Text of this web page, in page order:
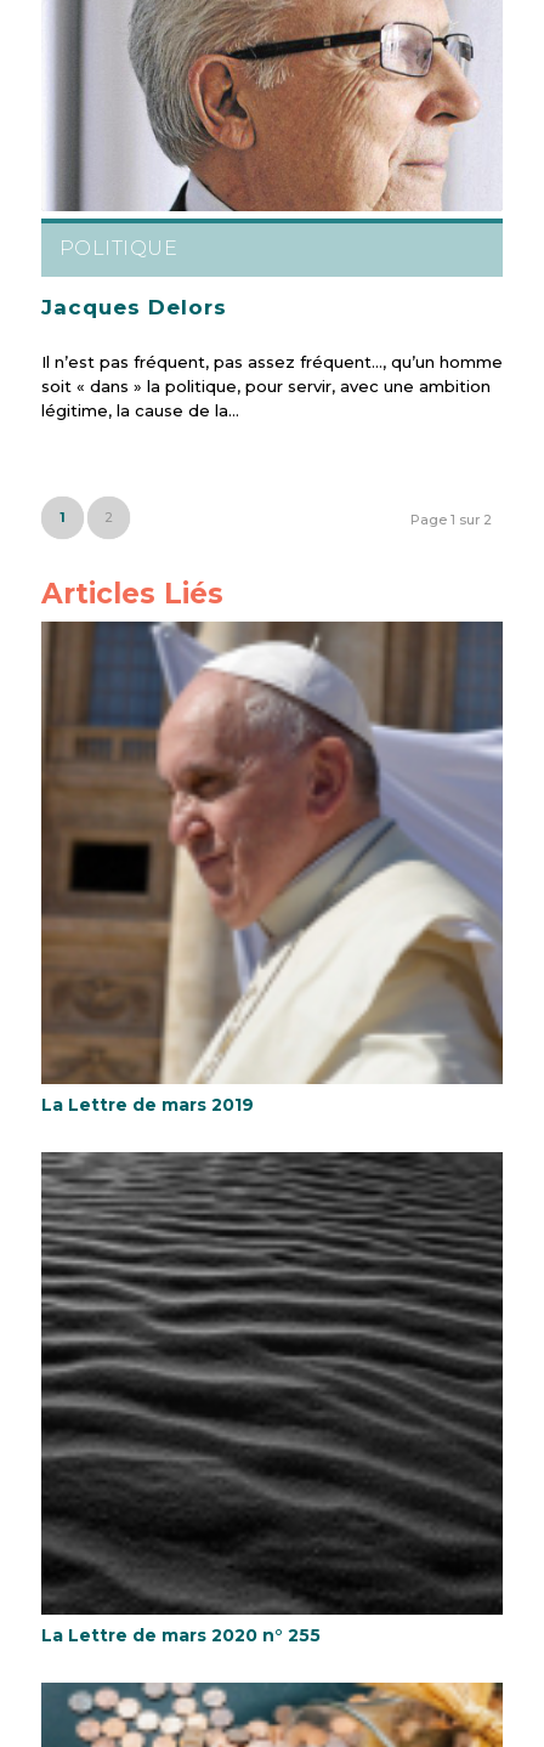
POLITIQUE
Jacques Delors
Il n’est pas fréquent, pas assez fréquent…, qu’un homme
soit « dans » la politique, pour servir, avec une ambition
légitime, la cause de la…
Page 1 sur 2
1 2
Articles Liés
La Lettre de mars 2019
La Lettre de mars 2020 n° 255